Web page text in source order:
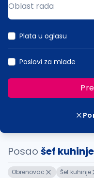
Oblast rada
Plata u oglasu
Poslovi za mlade
Posao šef
Obrenovac Šef kuhinje